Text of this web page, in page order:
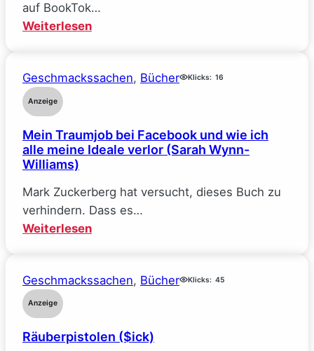
auf BookTok…
Weiterlesen:
–
(Elle
Kennedy)
Geschmackssachen, Bücher Klicks: 16
Anzeige
Mein Traumjob bei Facebook und wie ich
alle meine Ideale verlor (Sarah Wynn-
Williams)
Mark Zuckerberg hat versucht, dieses Buch zu
verhindern. Dass es…
Weiterlesen:
bei
wie
Geschmackssachen, Bücher Klicks: 45
Anzeige
Räuberpistolen ($ick)